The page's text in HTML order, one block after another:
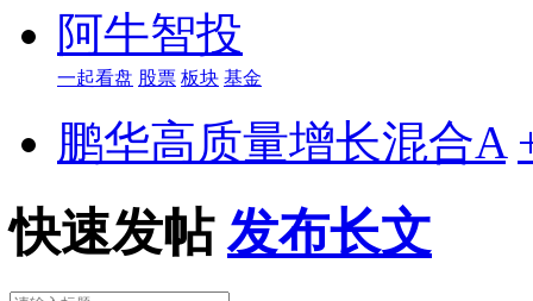
阿牛智投
一起看盘 股票 板块 基金
鹏华高质量增长混合A
快速发帖 发布长文